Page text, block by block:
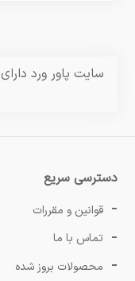
سایت پاور ورد دارای
دسترسی سریع
قوانین و مقررات
تماس با ما
محصولات بروز شده